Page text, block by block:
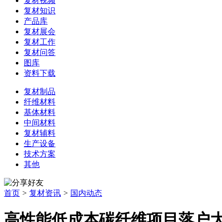
复材知识
产品库
复材展会
复材工作
复材问答
图库
资料下载
复材制品
纤维材料
基体材料
中间材料
复材辅料
生产设备
技术方案
其他
首页 > 复材资讯 > 国内动态